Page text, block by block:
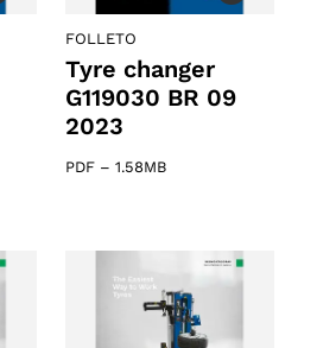
FOLLETO
Tyre changer
G119030 BR 09
2023
PDF – 1.58MB